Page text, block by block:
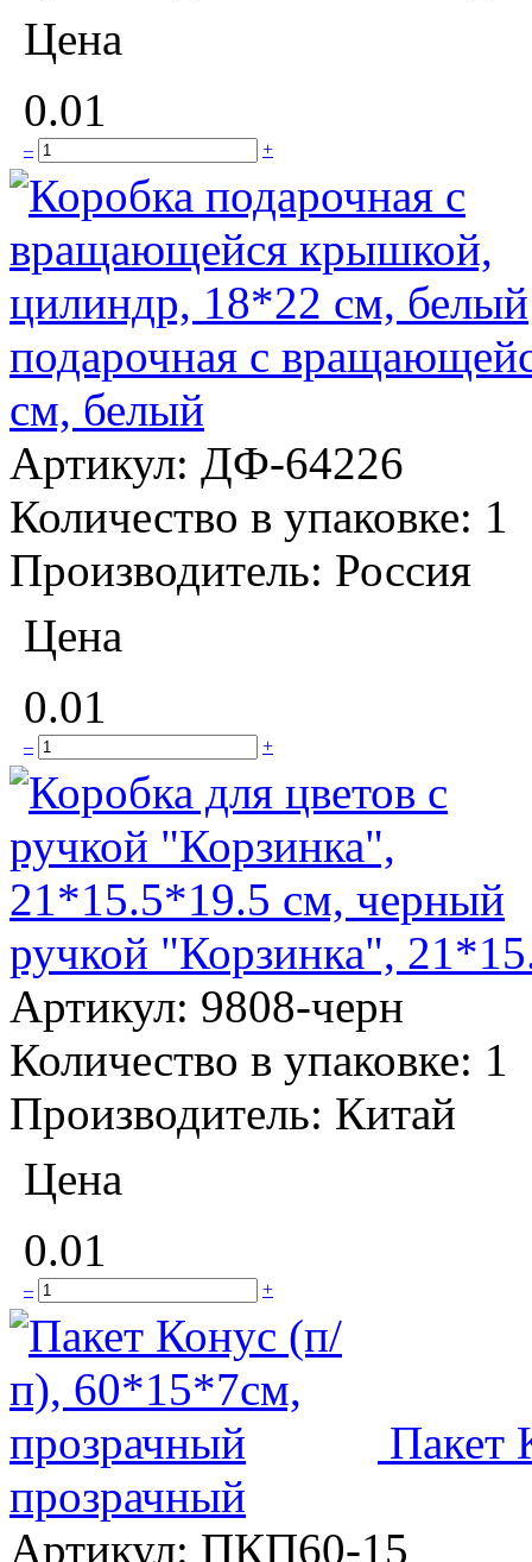
Цена
0.01
– +
подарочная с
см, белый
Артикул: ДФ-64226
Количество в упаковке: 1
Производитель: Россия
Цена
0.01
– +
ручкой "Корзинка",
Артикул: 9808-черн
Количество в упаковке: 1
Производитель: Китай
Цена
0.01
– +
Пакет
прозрачный
Артикул: ПКП60-15